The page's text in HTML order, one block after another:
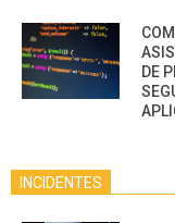
DE
INCIDENTES